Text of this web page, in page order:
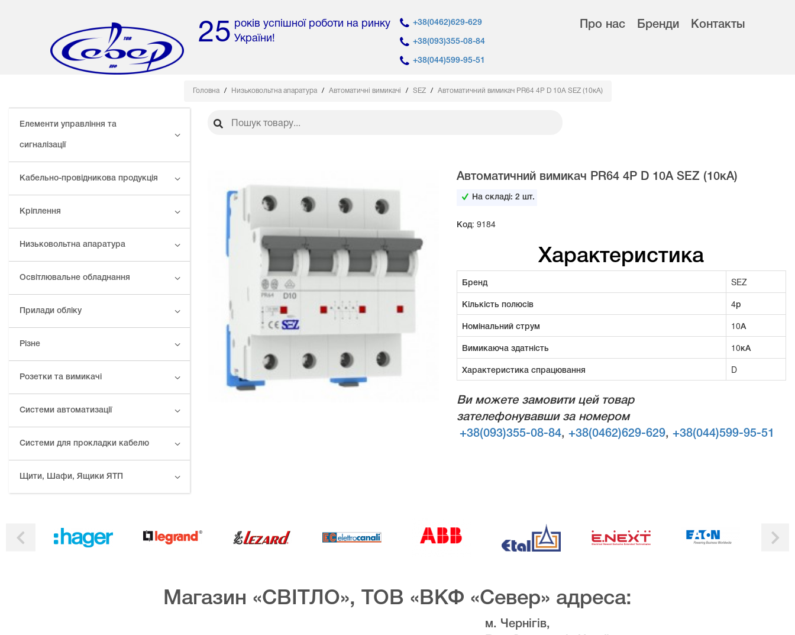
25 років успішної роботи на ринку
України!
+38(0462)629-629
+38(093)355-08-84
+38(044)599-95-51
Про нас Бренди Контакты
Елементи управління та
сигналізації
Кабельно-провідникова продукція
Кріплення
Низьковольтна апаратура
Освітлювальне обладнання
Прилади обліку
Різне
Розетки та вимикачі
Системи автоматизації
Системи для прокладки кабелю
Щити, Шафи, Ящики ЯТП
Головна Низьковольтна апаратура Автоматичні вимикачі SEZ Автоматичний вимикач PR64 4Р D 10А SEZ (10кА)
Автоматичний вимикач PR64 4Р D 10А SEZ (10кА)
На складі: 2 шт.
Код: 9184
Характеристика
Бренд
SEZ
Кількість полюсів
4р
Номінальний струм
10А
Вимикаюча здатність
10кА
Характеристика спрацювання
D
Ви можете замовити цей товар
зателефонувавши за номером
+38(093)355-08-84, +38(0462)629-629, +38(044)599-95-51
Магазин «СВІТЛО», ТОВ «ВКФ «Север» адреса:
м. Чернігів,